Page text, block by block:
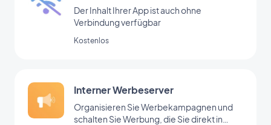
Der Inhalt Ihrer App ist auch ohne
Verbindung verfügbar
Kostenlos
Interner Werbeserver
Organisieren Sie Werbekampagnen und
schalten Sie Werbung, die Sie direkt in